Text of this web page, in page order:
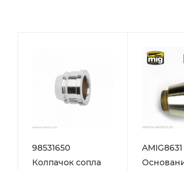
98531650
Колпачок сопла
AMIG8631